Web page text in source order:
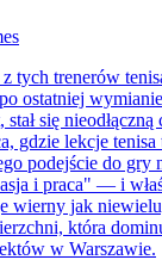
tych trenerów
ostatniej
się
gdzie lekcje tenisa
podejście do gry
i praca" — i
wierny jak
która
w Warszawie.